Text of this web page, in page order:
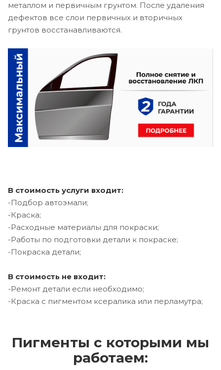
металлом и первичным грунтом. После удаления
дефектов все слои первичных и вторичных
грунтов восстанавливаются.
В стоимость услуги входит:
-Подбор автоэмали;
-Краска;
-Расходные материалы для покраски;
-Работы по подготовки детали к покраске;
-Покраска детали;
В стоимость не входит:
-Ремонт детали если необходимо;
-Краска с пигментом ксералика или перламутра;
Пигменты с которыми мы
работаем: